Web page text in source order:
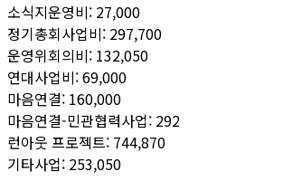
소식지운영비: 27,000
정기총회사업비: 297,700
운영위회의비: 132,050
연대사업비: 69,000
마음연결: 160,000
마음연결-민관협력사업: 292
런아웃 프로젝트: 744,870
기타사업: 253,050